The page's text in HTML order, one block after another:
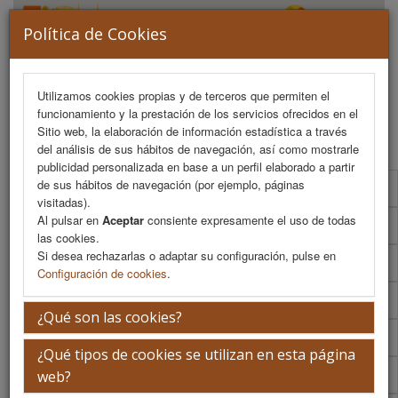
Política de Cookies
Utilizamos cookies propias y de terceros que permiten el
funcionamiento y la prestación de los servicios ofrecidos en el
Sitio web, la elaboración de información estadística a través
del análisis de sus hábitos de navegación, así como mostrarle
publicidad personalizada en base a un perfil elaborado a partir
de sus hábitos de navegación (por ejemplo, páginas
visitadas).
Al pulsar en Aceptar consiente expresamente el uso de todas
las cookies.
Si desea rechazarlas o adaptar su configuración, pulse en
Configuración de cookies.
¿Qué son las cookies?
¿Qué tipos de cookies se utilizan en esta página
web?
MENU
Programa Científico
Programa Científico (PDF)
Cronograma Programa Científico
Normativa comunicaciones
Envío de comunicaciones
Descargar normativa